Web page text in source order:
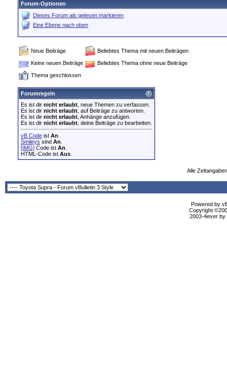
Forum-Optionen
Dieses Forum als gelesen markieren
Eine Ebene nach oben
Neue Beiträge
Beliebtes Thema mit neuen Beiträgen
Keine neuen Beiträge
Beliebtes Thema ohne neue Beiträge
Thema geschlossen
Forumregeln
Es ist dir nicht erlaubt , neue Themen zu verfassen.
Es ist dir nicht erlaubt , auf Beiträge zu antworten.
Es ist dir nicht erlaubt , Anhänge anzufügen.
Es ist dir nicht erlaubt , deine Beiträge zu bearbeiten.
vB Code ist An
Smileys sind An
[IMG] Code ist An
HTML-Code ist Aus
Alle
Powered by
Copyright
2003-4ever by